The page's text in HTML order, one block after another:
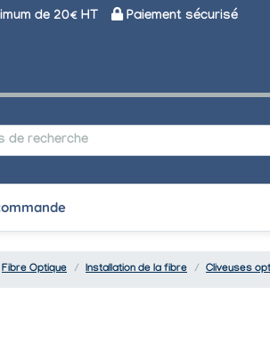
de 20€ HT Paiement sécurisé
Fibre Optique Installation de la fibre Cliveuses